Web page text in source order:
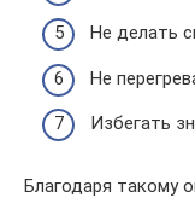
Не делать
Не
Избегать
Благодаря такому